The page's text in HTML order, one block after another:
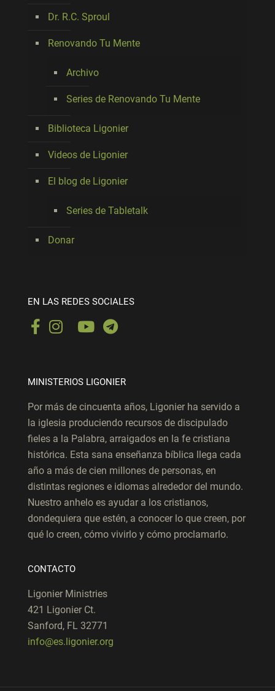
Dr. R.C. Sproul
Renovando Tu Mente
Archivo
Series de Renovando Tu Mente
Biblioteca Ligonier
Videos de Ligonier
El blog de Ligonier
Series de Tabletalk
Donar
EN LAS REDES SOCIALES
MINISTERIOS LIGONIER
Por más de cincuenta años, Ligonier ha servido a
la iglesia produciendo recursos de discipulado
fieles a la Palabra, arraigados en la fe cristiana
histórica. Esta sana enseñanza bíblica llega cada
año a más de cien millones de personas, en
distintas regiones e idiomas alrededor del mundo.
Nuestro anhelo es ayudar a los cristianos,
dondequiera que estén, a conocer lo que creen, por
qué lo creen, cómo vivirlo y cómo proclamarlo.
CONTACTO
Ligonier Ministries
421 Ligonier Ct.
Sanford, FL 32771
info@es.ligonier.org